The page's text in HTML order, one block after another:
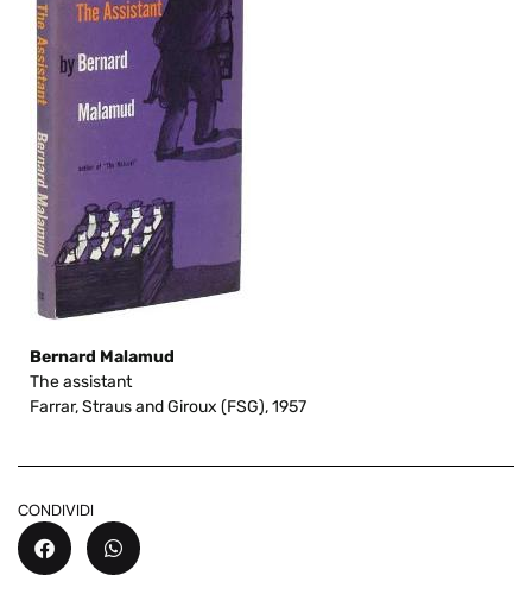
Bernard Malamud
The assistant
Farrar, Straus and Giroux (FSG), 1957
CONDIVIDI